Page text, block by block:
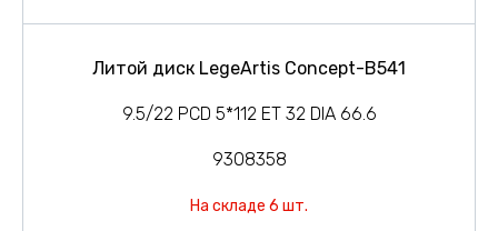
Литой диск LegeArtis Concept-B541
9.5/22 PCD 5*112 ET 32 DIA 66.6
9308358
На складе 6 шт.